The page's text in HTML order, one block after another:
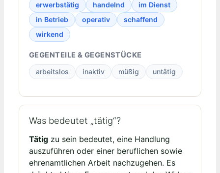
erwerbstätig
handelnd
im Dienst
in Betrieb
operativ
schaffend
wirkend
GEGENTEILE & GEGENSTÜCKE
arbeitslos inaktiv müßig untätig
Was bedeutet „tätig“?
Tätig zu sein bedeutet, eine Handlung
auszuführen oder einer beruflichen sowie
ehrenamtlichen Arbeit nachzugehen. Es